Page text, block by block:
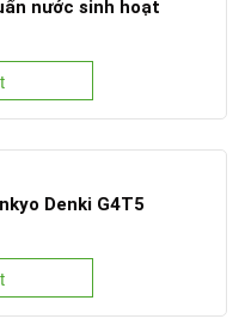
nước sinh hoạt
Denki G4T5